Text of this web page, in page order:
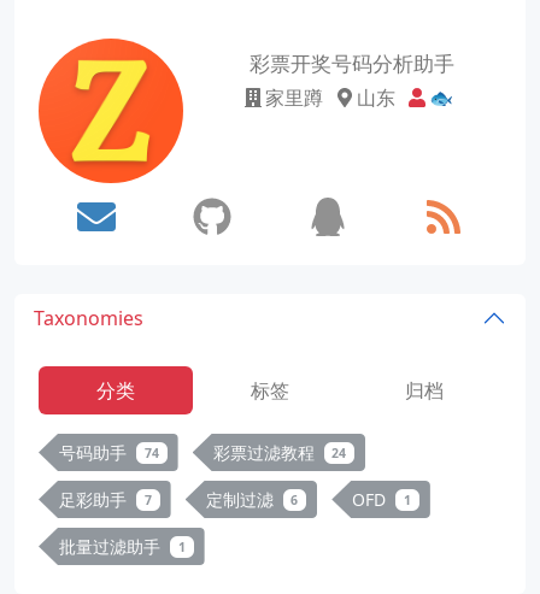
彩票开奖号码分析助手
家里蹲 山东 🐟
Taxonomies
分类 标签 归档
号码助手 74 彩票过滤教程 24
足彩助手 7 定制过滤 6 OFD 1
批量过滤助手 1